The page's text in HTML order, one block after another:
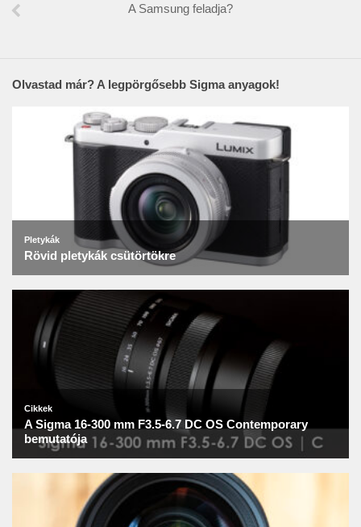
A Samsung feladja?
Olvastad már? A legpörgősebb Sigma anyagok!